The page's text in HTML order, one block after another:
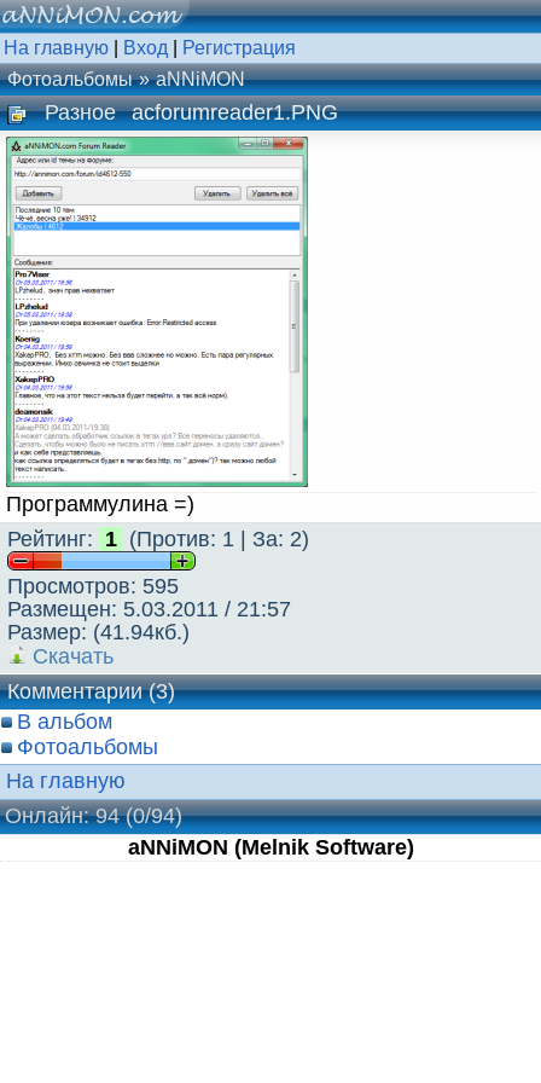
На главную Вход
Регистрация
Фотоальбомы
aNNiMON
Разное acforumreader1.PNG
Программулина =)
Рейтинг: 1 (Против: 1 | За: 2)
Просмотров: 595
Размещен: 5.03.2011 / 21:57
Размер: (41.94кб.)
Скачать
Комментарии (3)
В альбом
Фотоальбомы
На главную
Онлайн: 94(0/94)
aNNiMON (Melnik Software)